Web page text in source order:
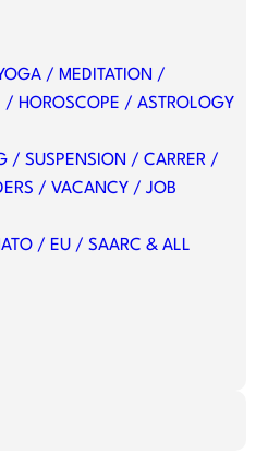
/ MEDITATION /
/ HOROSCOPE / ASTROLOGY
/ SUSPENSION / CARRER /
/ VACANCY / JOB
/ EU / SAARC & ALL